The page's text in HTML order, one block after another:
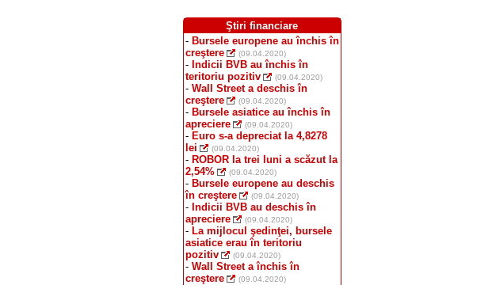
Ştiri financiare
- Bursele europene au închis în
creştere
(09.04.2020)
- Indicii BVB au închis în
teritoriu pozitiv
(09.04.2020)
- Wall Street a deschis în
creştere
(09.04.2020)
- Bursele asiatice au închis în
apreciere
(09.04.2020)
- Euro s-a depreciat la 4,8278
lei
(09.04.2020)
- ROBOR la trei luni a scăzut la
2,54%
(09.04.2020)
- Bursele europene au deschis
în creştere
(09.04.2020)
- Indicii BVB au deschis în
apreciere
(09.04.2020)
- La mijlocul şedinţei, bursele
asiatice erau în teritoriu
pozitiv
(09.04.2020)
- Wall Street a închis în
creştere
(09.04.2020)